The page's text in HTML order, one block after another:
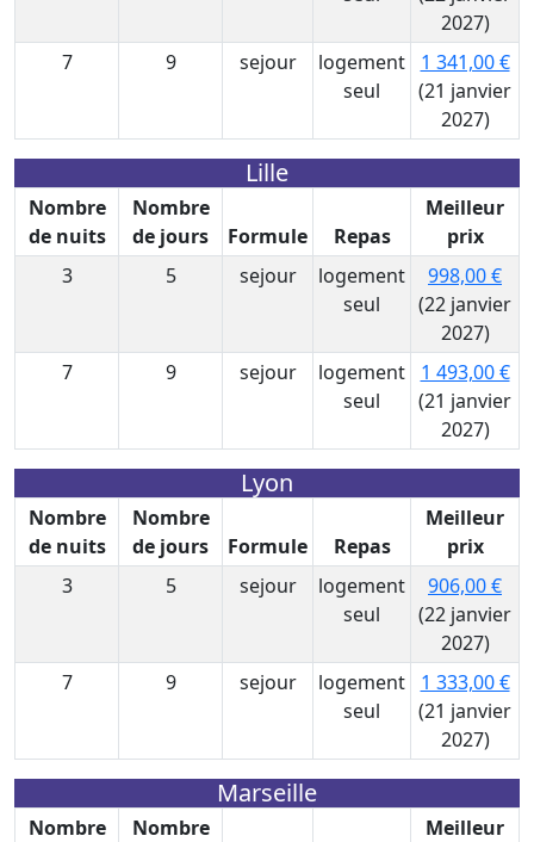
2027)
7
9 sejour
logement
seul
1 341,00 €
(21 janvier
2027)
Lille
Nombre
de nuits
Nombre
de jours
Formule Repas
Meilleur
prix
3
5 sejour
logement
seul
998,00 €
(22 janvier
2027)
7
9 sejour
logement
seul
1 493,00 €
(21 janvier
2027)
Lyon
Nombre
de nuits
Nombre
de jours
Formule Repas
Meilleur
prix
3
5 sejour
logement
seul
906,00 €
(22 janvier
2027)
7
9 sejour
logement
seul
1 333,00 €
(21 janvier
2027)
Marseille
Nombre
Nombre
Meilleur